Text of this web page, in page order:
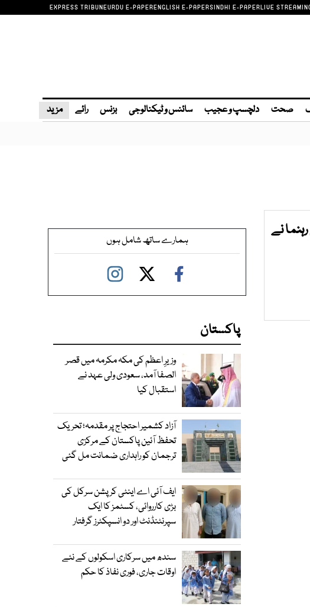
EXPRESS TRIBUNEURDU E-PAPERENGLISH E-PAPERSINDHI E-PAPERLIVE
صحت دلچسپ و عجیب سائنس و ٹیکنالوجی بزنس رائے مزید
نے
ہمارے ساتھ شامل ہوں
پاکستان
وزیرِ اعظم کی مکہ مکرمہ میں قصر
الصفا آمد، سعودی ولی عہد نے
استقبال کیا
آزاد کشمیر احتجاج پر مقدمہ؛ تحریک
تحفظ آئین پاکستان کے مرکزی
ترجمان کو راہداری ضمانت مل گئی
ایف آئی اے اینٹی کرپشن سرکل کی
بڑی کارروائی، کسٹمز کا ایک
سپرنٹنڈنٹ اور دو انسپکٹرز گرفتار
سندھ میں سرکاری اسکولوں کے نئے
اوقات جاری، فوری نفاذ کا حکم